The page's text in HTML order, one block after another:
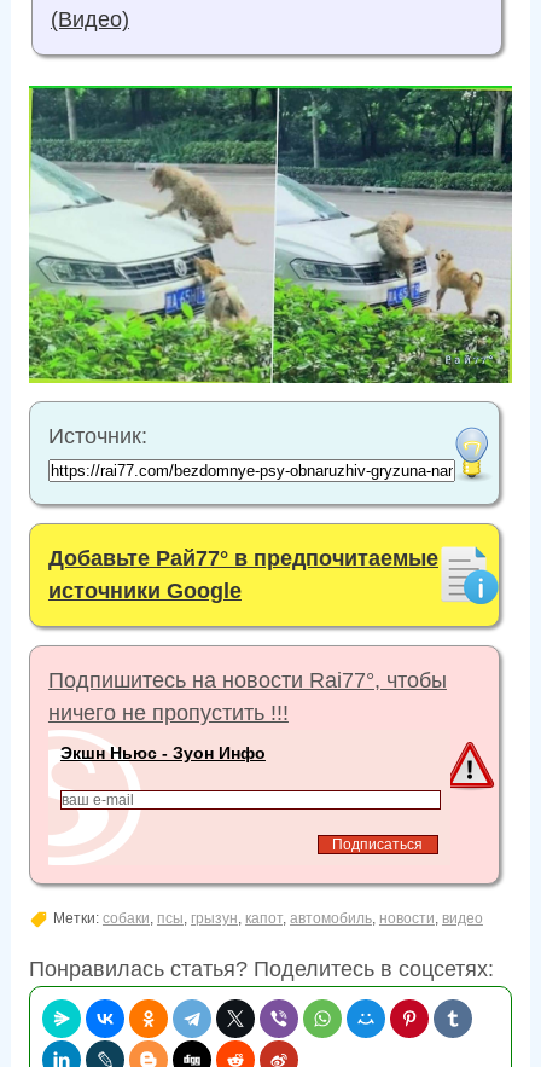
(Видео)
Источник:
Добавьте Рай77° в предпочитаемые
источники Google
Подпишитесь на новости Rai77°, чтобы
ничего не пропустить !!!
Экшн Ньюс - Зуон Инфо
Метки: собаки, псы, грызун, капот, автомобиль, новости, видео
Понравилась статья? Поделитесь в соцсетях: